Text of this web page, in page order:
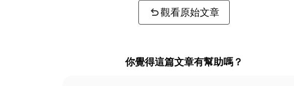
觀看原始文章
你覺得這篇文章有幫助嗎？